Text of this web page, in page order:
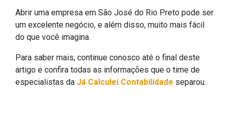
Abrir uma empresa em São José do Rio Preto pode ser
um excelente negócio, e além disso, muito mais fácil
do que você imagina.
Para saber mais, continue conosco até o final deste
artigo e confira todas as informações que o time de
especialistas da Já Calculei Contabilidade separou.